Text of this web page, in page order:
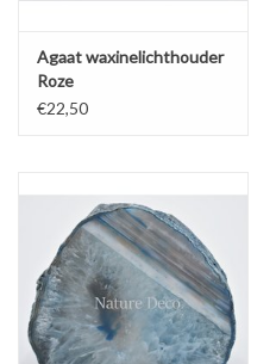
Agaat waxinelichthouder
Roze
€22,50